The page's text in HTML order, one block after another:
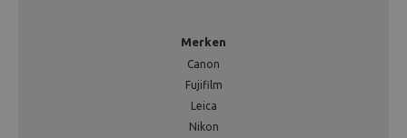
Merken
Canon
Fujifilm
Leica
Nikon